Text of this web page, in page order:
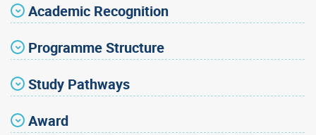
Academic Recognition
Programme Structure
Study Pathways
Award